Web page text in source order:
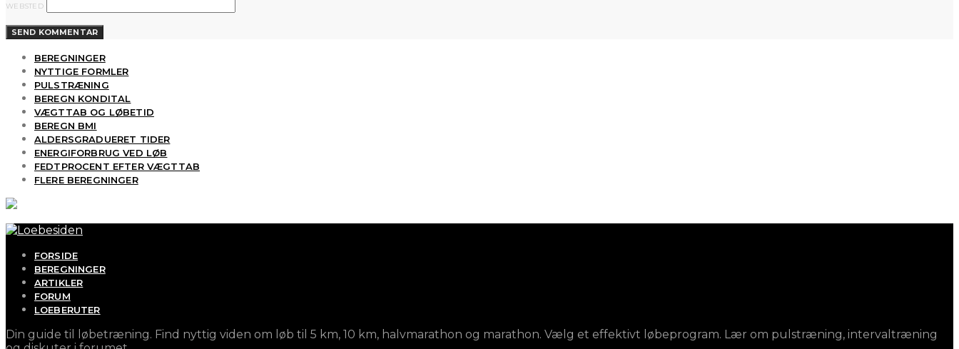
WEBSTED
BEREGNINGER
NYTTIGE FORMLER
PULSTRÆNING
BEREGN KONDITAL
VÆGTTAB OG LØBETID
BEREGN BMI
ALDERSGRADUERET TIDER
ENERGIFORBRUG VED LØB
FEDTPROCENT EFTER VÆGTTAB
FLERE BEREGNINGER
FORSIDE
BEREGNINGER
ARTIKLER
FORUM
LOEBERUTER
Din guide til løbetræning. Find nyttig viden om løb til 5 km, 10 km, halvmarathon og marathon. Vælg et effektivt løbeprogram. Lær om pulstræning, intervaltræning